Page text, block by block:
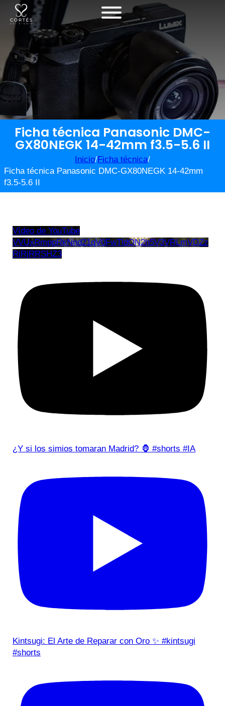
Ficha técnica Panasonic DMC-
GX80NEGK 14-42mm f3.5-5.6 II
Inicio/Ficha técnica/
Ficha técnica Panasonic DMC-GX80NEGK 14-42mm
f3.5-5.6 II
Vídeo de YouTube
VVUxRmppRkNnd21qV0FwTldON2h5V3VRLmVDZz
RiRjRRSHZ3
¿Y si los simios tomaran Madrid? 🦍 #shorts #IA
Kintsugi: El Arte de Reparar con Oro ✨ #kintsugi
#shorts